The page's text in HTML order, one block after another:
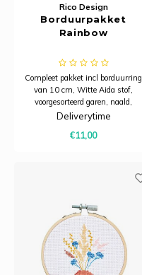
Rico Design
Borduurpakket
Rainbow
Compleet pakket incl borduurring
van 10 cm, Witte Aida stof,
voorgesorteerd garen, naald,
patroon en instructies.
Deliverytime
€11,00